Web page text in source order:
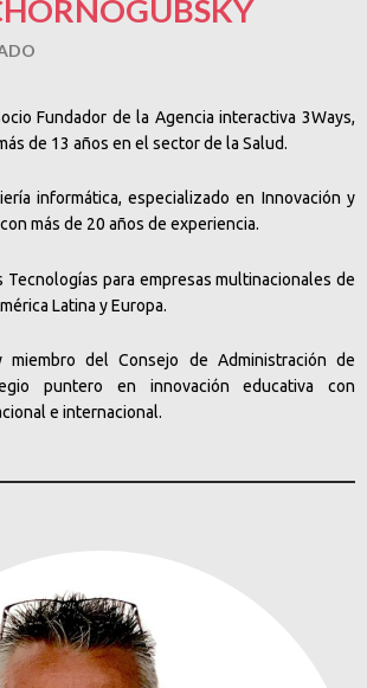
Fundador de la Agencia interactiva 3Ways,
de 13 años en el sector de la Salud.
informática, especializado en Innovación y
más de 20 años de experiencia.
Tecnologías para empresas multinacionales de
Latina y Europa.
miembro del Consejo de Administración de
puntero en innovación educativa con
e internacional.